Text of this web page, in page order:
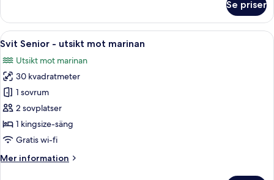
-
uteplats
-
mot
trädgården
Se priser
Öppna
alla
foton
för
Svit
Senior
-
utsikt
marinan
Svit Senior - utsikt mot marinan |
13
Svit Senior - utsikt mot marinan
Utsikt mot marinan
30 kvadratmeter
1 sovrum
2 sovplatser
1 kingsize-säng
Gratis wi-fi
Mer information
Mer